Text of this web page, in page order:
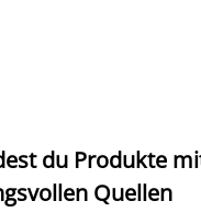
du Produkte
Quellen